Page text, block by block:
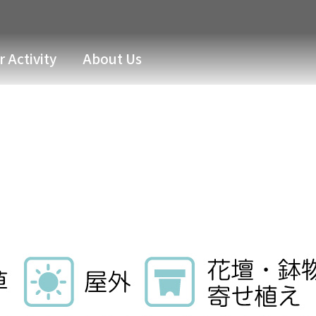
Activity About Us